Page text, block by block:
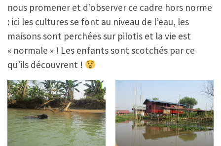
nous promener et d’observer ce cadre hors norme
: ici les cultures se font au niveau de l’eau, les
maisons sont perchées sur pilotis et la vie est
« normale » ! Les enfants sont scotchés par ce
qu’ils découvrent !